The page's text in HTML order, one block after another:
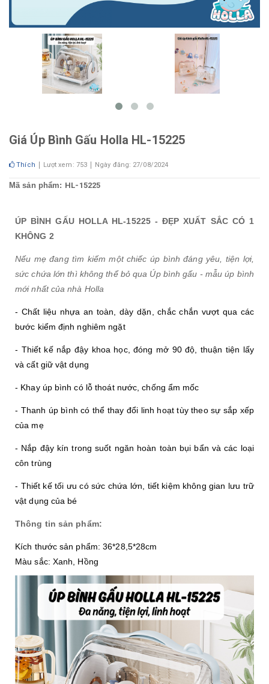
Giá Úp Bình Gấu Holla HL-15225
Thích Lượt xem: 753 Ngày đăng: 27/08/2024
Mã sản phẩm: HL-15225
ÚP BÌNH GẤU HOLLA HL-15225 - ĐẸP XUẤT SẮC CÓ 1
KHÔNG 2
Nếu mẹ đang tìm kiếm một chiếc úp bình đáng yêu, tiện lợi,
sức chứa lớn thì không thể bỏ qua Úp bình gấu - mẫu úp bình
mới nhất của nhà Holla
- Chất liệu nhựa an toàn, dày dặn, chắc chắn vượt qua các
bước kiểm định nghiêm ngặt
- Thiết kế nắp đậy khoa học, đóng mở 90 độ, thuận tiện lấy
và cất giữ vật dụng
- Khay úp bình có lỗ thoát nước, chống ẩm mốc
- Thanh úp bình có thể thay đổi linh hoạt tùy theo sự sắp xếp
của mẹ
- Nắp đậy kín trong suốt ngăn hoàn toàn bụi bẩn và các loại
côn trùng
- Thiết kế tối ưu có sức chứa lớn, tiết kiệm không gian lưu trữ
vật dụng của bé
Thông tin sản phẩm:
Kích thước sản phẩm: 36*28,5*28cm
Màu sắc: Xanh, Hồng